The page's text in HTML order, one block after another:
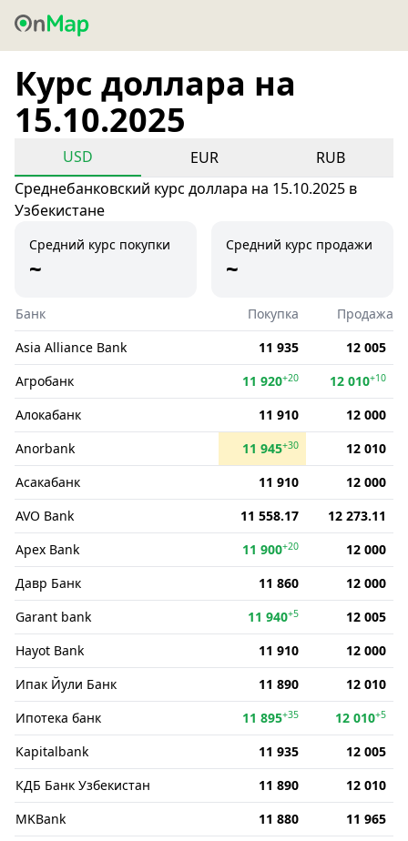
Курс доллара на
15.10.2025
USD EUR
RUB
Среднебанковский курс доллара на 15.10.2025 в
Узбекистане
Средний курс покупки
~
Средний курс продажи
~
Банк Покупка
Продажа
Asia Alliance Bank
11 935
12 005
Агробанк
11 920+20 12 010+10
Алокабанк 11 910
12 000
Anorbank
11 945+30
12 010
Асакабанк
11 910
12 000
AVO Bank
11 558.17
12 273.11
Apex Bank
11 900+20
12 000
Давр Банк
11 860
12 000
Garant bank
11 940+5
12 005
Hayot Bank
11 910
12 000
Ипак Йули Банк
11 890
12 010
Ипотека банк
11 895+35 12 010+5
Kapitalbank 11 935
12 005
КДБ Банк Узбекистан
11 890
12 010
MKBank
11 880
11 965